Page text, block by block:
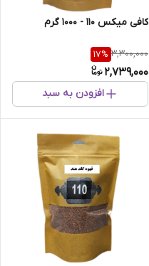
کافی میکس 110 - 1000 گرم
3,300,000
17%
2,739,000
افزودن به سبد